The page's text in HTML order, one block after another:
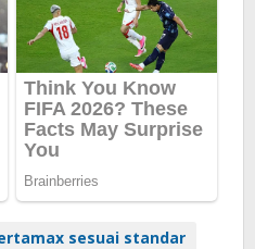
sesuai standar